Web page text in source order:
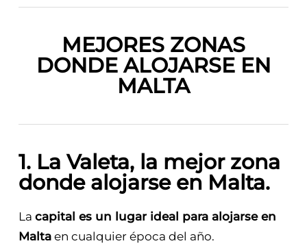
MEJORES ZONAS
DONDE ALOJARSE EN
MALTA
1. La Valeta, la mejor zona
donde alojarse en Malta.
La capital es un lugar ideal para alojarse en
Maltaen cualquier época del año.